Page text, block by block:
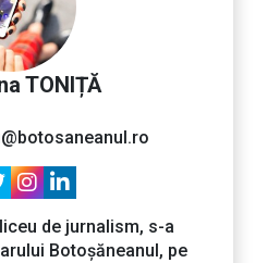
TONIȚĂ
de jurnalism, s-a
Botoșăneanul, pe